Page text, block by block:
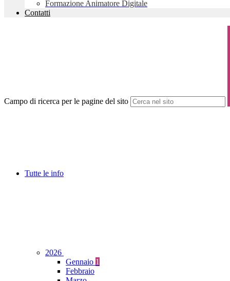
Formazione Animatore Digitale
Contatti
Campo di ricerca per le pagine del sito
Tutte le info
2026
Gennaio 1
Febbraio